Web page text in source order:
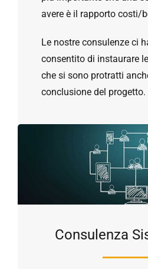
avere è il rapporto costi/
Le nostre consulenze ci
consentito di instaurare
che si sono protratti
conclusione del progetto.
Consulenza